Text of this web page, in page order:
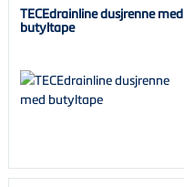
TECEdrainline dusjrenne med
butyltape